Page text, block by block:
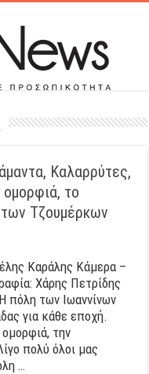
Καλαρρύτες,
το
των Τζουμέρκων
Καράλης Kάμερα –
Χάρης Πετρίδης
πόλη των Ιωαννίνων
για κάθε εποχή.
την
πολύ όλοι μας
…